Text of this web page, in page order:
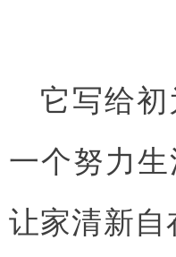
它写给
一个努力
让家清新自